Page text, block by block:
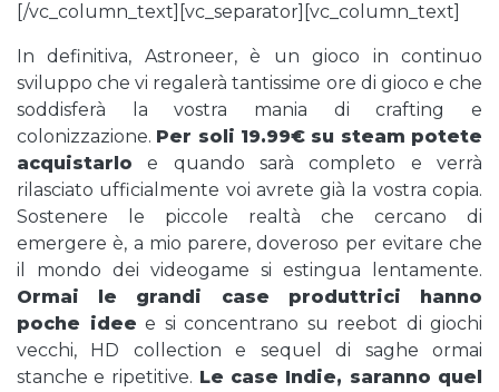
[/vc_column_text][vc_separator][vc_column_text]
In definitiva, Astroneer, è un gioco in continuo
sviluppo che vi regalerà tantissime ore di gioco e che
soddisferà la vostra mania di crafting e
colonizzazione. Per soli 19.99€ su steam potete
acquistarlo e quando sarà completo e verrà
rilasciato ufficialmente voi avrete già la vostra copia.
Sostenere le piccole realtà che cercano di
emergere è, a mio parere, doveroso per evitare che
il mondo dei videogame si estingua lentamente.
Ormai le grandi case produttrici hanno
poche idee e si concentrano su reebot di giochi
vecchi, HD collection e sequel di saghe ormai
stanche e ripetitive. Le case Indie, saranno quel